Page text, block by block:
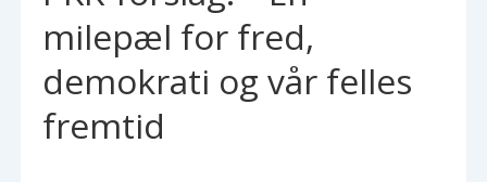
milepæl for fred,
demokrati og vår felles
fremtid